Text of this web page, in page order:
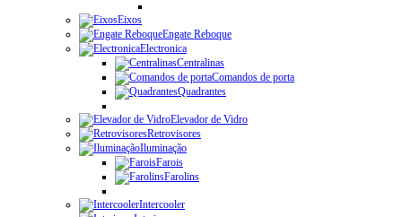
Eixos
Engate Reboque
Electronica
Centralinas
Comandos de porta
Quadrantes
Elevador de Vidro
Retrovisores
Iluminação
Farois
Farolins
Intercooler